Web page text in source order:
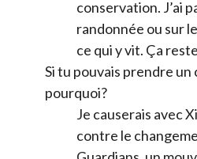
conservation. J’ai
randonnée ou sur
ce qui y vit. Ça
Si tu pouvais prendre un
pourquoi?
Je causerais avec
contre le